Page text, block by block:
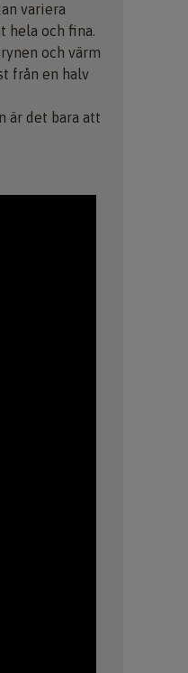
variera
hela och fina.
och värm
från en halv
är det bara att